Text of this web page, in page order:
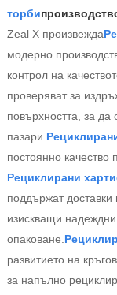
торби
Zeal X произвежда
модерно
контрол на
проверяват за
повърхността, за да
пазари.
постоянно качество
Рециклирани
поддържат
изискващи
опаковане.
развитието на
за напълно